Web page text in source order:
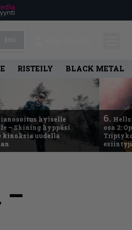
RISTEILY BLACK METAL
hyiselle
– Shining hyppäsi
kinoksia uudella
6.
osa 2:
–